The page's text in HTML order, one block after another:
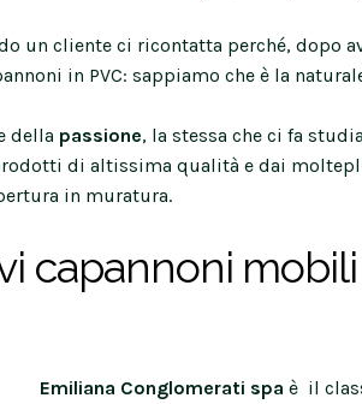
un cliente ci ricontatta perché, dopo
in PVC: sappiamo che è la
della passione, la stessa che ci fa
di altissima qualità e dai
in muratura.
capannoni
Emiliana Conglomerati spa è il